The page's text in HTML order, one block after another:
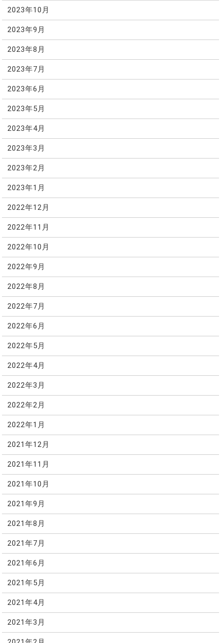
2023年10月
2023年9月
2023年8月
2023年7月
2023年6月
2023年5月
2023年4月
2023年3月
2023年2月
2023年1月
2022年12月
2022年11月
2022年10月
2022年9月
2022年8月
2022年7月
2022年6月
2022年5月
2022年4月
2022年3月
2022年2月
2022年1月
2021年12月
2021年11月
2021年10月
2021年9月
2021年8月
2021年7月
2021年6月
2021年5月
2021年4月
2021年3月